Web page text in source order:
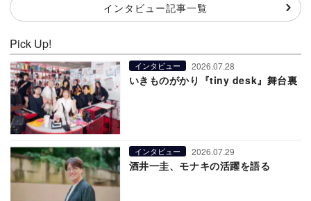
インタビュー記事一覧
Pick Up!
インタビュー 2026.07.28
いきものがかり『tiny desk』舞台裏
インタビュー 2026.07.29
酒井一圭、モナキの活躍を語る